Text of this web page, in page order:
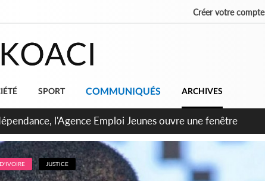
Créer votre compte
SPORT COMMUNIQUÉS ARCHIVES
les agents contractuels obtiennent un accord avec la
JUSTICE